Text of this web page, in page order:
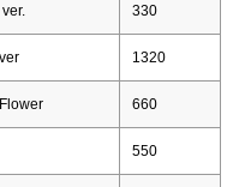
330
1320
660
550